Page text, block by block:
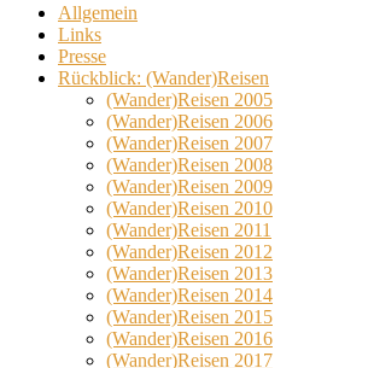
Allgemein
Links
Presse
Rückblick: (Wander)Reisen
(Wander)Reisen 2005
(Wander)Reisen 2006
(Wander)Reisen 2007
(Wander)Reisen 2008
(Wander)Reisen 2009
(Wander)Reisen 2010
(Wander)Reisen 2011
(Wander)Reisen 2012
(Wander)Reisen 2013
(Wander)Reisen 2014
(Wander)Reisen 2015
(Wander)Reisen 2016
(Wander)Reisen 2017